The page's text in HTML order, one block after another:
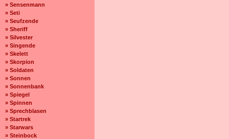
» Sensenmann
» Seti
» Seufzende
» Sheriff
» Silvester
» Singende
» Skelett
» Skorpion
» Soldaten
» Sonnen
» Sonnenbank
» Spiegel
» Spinnen
» Sprechblasen
» Startrek
» Starwars
» Steinbock